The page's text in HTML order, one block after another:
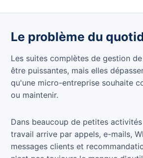
Le problème du
Les suites complètes de gestion
être puissantes, mais elles
qu'une micro-entreprise souhaite
ou maintenir.
Dans beaucoup de petites
travail arrive par appels, e-mails,
messages clients et